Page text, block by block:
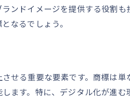
もたらす市場での競争優位性
による革新的なブランド戦略
制度がもたらす競争優位性
の商標制度の特徴と優位性
もたらす国際競争の優位性
ンドイメージを提供する役割
なるでしょう。
せる重要な要素です。商標は
ます。特に、デジタル化が進